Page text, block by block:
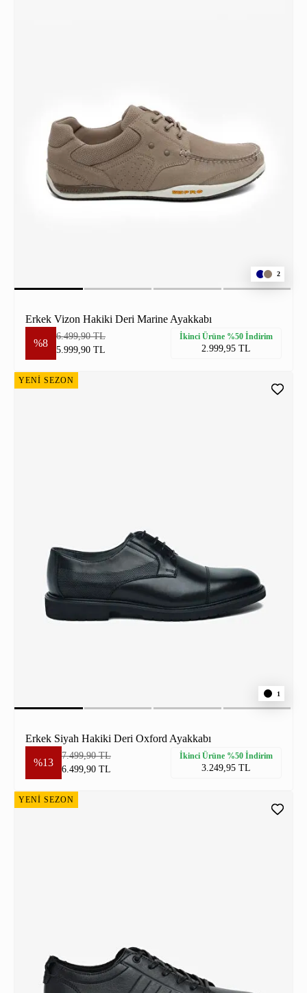
2
Erkek Vizon Hakiki Deri Marine Ayakkabı
%8
6.499,90 TL
5.999,90 TL
İkinci Ürüne %50 İndirim
2.999,95 TL
YENİ SEZON
1
Erkek Siyah Hakiki Deri Oxford Ayakkabı
%13
7.499,90 TL
6.499,90 TL
İkinci Ürüne %50 İndirim
3.249,95 TL
YENİ SEZON